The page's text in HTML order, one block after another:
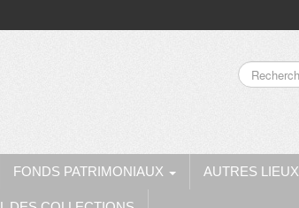
FONDS PATRIMONIAUX AUTRES LIEUX